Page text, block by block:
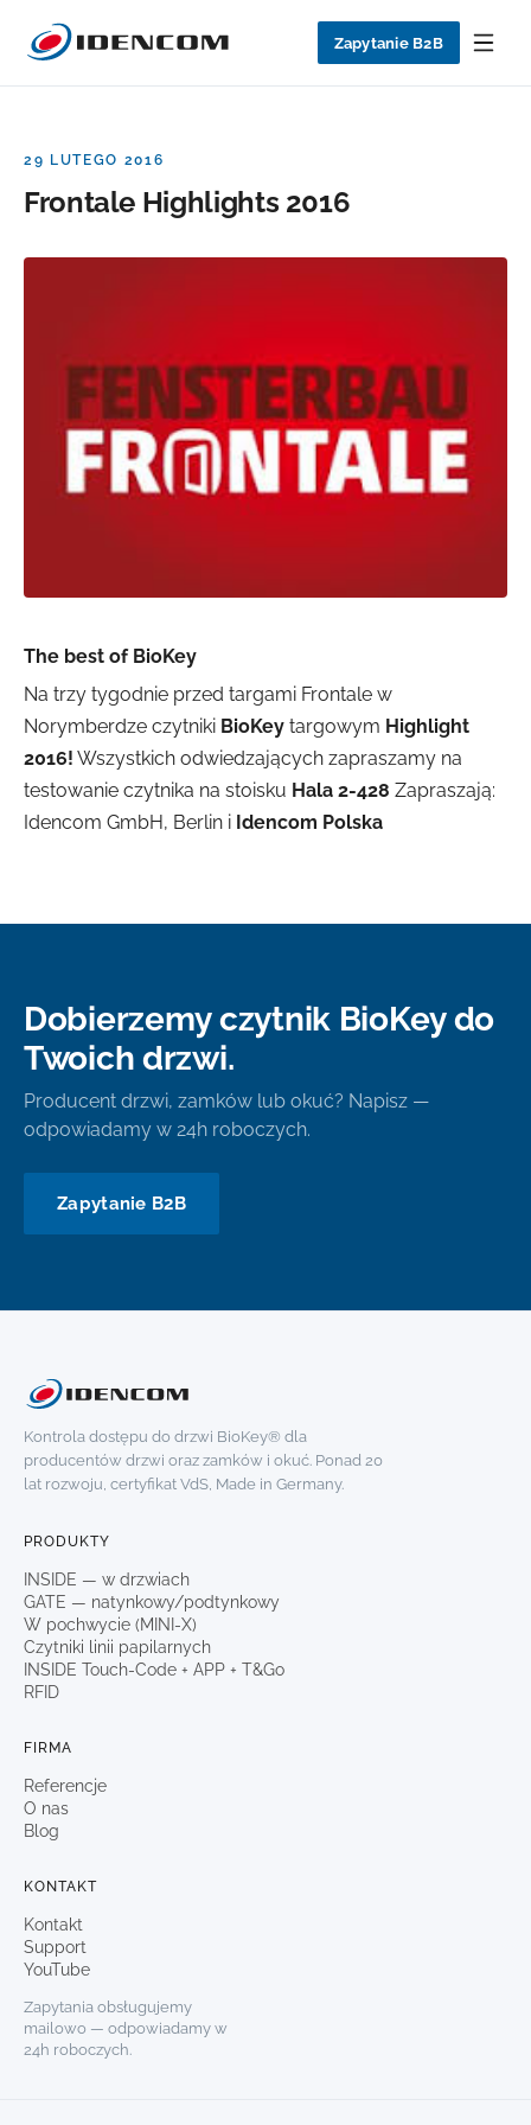
Zapytanie B2B
29 LUTEGO 2016
Frontale Highlights 2016
The best of BioKey
Na trzy tygodnie przed targami Frontale w
Norymberdze czytniki BioKey targowym Highlight
2016! Wszystkich odwiedzających zapraszamy na
testowanie czytnika na stoisku Hala 2-428 Zapraszają:
Idencom GmbH, Berlin i Idencom Polska
Dobierzemy czytnik BioKey do
Twoich drzwi.
Producent drzwi, zamków lub okuć? Napisz —
odpowiadamy w 24h roboczych.
Zapytanie B2B
Kontrola dostępu do drzwi BioKey® dla
producentów drzwi oraz zamków i okuć. Ponad 20
lat rozwoju, certyfikat VdS, Made in Germany.
PRODUKTY
INSIDE — w drzwiach
GATE — natynkowy/podtynkowy
W pochwycie (MINI-X)
Czytniki linii papilarnych
INSIDE Touch-Code + APP + T&Go
RFID
FIRMA
Referencje
O nas
Blog
KONTAKT
Kontakt
Support
YouTube
Zapytania obsługujemy
mailowo — odpowiadamy w
24h roboczych.